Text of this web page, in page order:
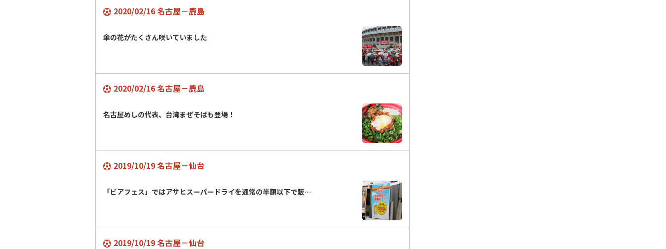
2020/02/16 名古屋－鹿島
傘の花がたくさん咲いていました
2020/02/16 名古屋－鹿島
名古屋めしの代表、台湾まぜそばも登場！
2019/10/19 名古屋－仙台
「ビアフェス」ではアサヒスーパードライを通常の半額以下で販…
2019/10/19 名古屋－仙台